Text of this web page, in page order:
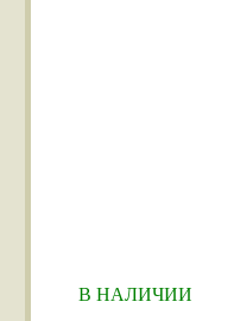
В НАЛИЧИИ